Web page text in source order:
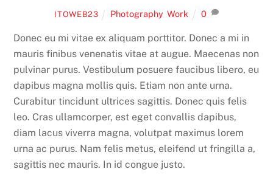
ITOWEB23 Photography,Work 0
Donec eu mi vitae ex aliquam porttitor. Donec a mi in
mauris finibus venenatis vitae at augue. Maecenas non
pulvinar purus. Vestibulum posuere faucibus libero, eu
dapibus magna mollis quis. Etiam non ante urna.
Curabitur tincidunt ultrices sagittis. Donec quis felis
leo. Cras ullamcorper, est eget convallis dapibus,
diam lacus viverra magna, volutpat maximus lorem
urna ac purus. Nam felis metus, eleifend ut fringilla a,
sagittis nec mauris. In id congue justo.